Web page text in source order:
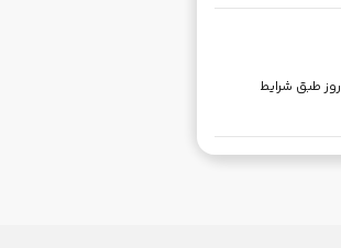
بازگشت کالا تا ۷ روز طبق شرایط